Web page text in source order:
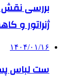
بررسی نقش
ژنراتور و
۱۴۰۴/۰۱/۱۶
ست لباس